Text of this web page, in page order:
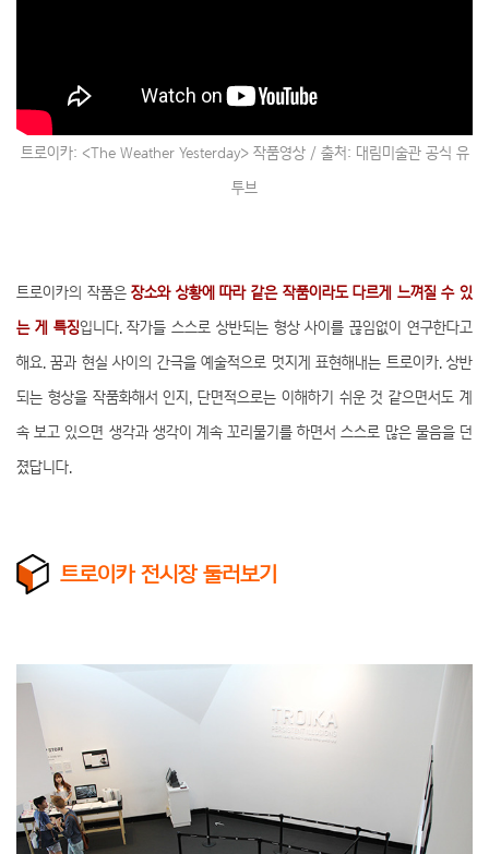
트로이카: <The Weather Yesterday> 작품영상 / 출처: 대림미술관 공식 유
투브
트로이카의 작품은장소와 상황에 따라 같은 작품이라도 다르게 느껴질 수 있
는 게 특징입니다. 작가들 스스로 상반되는 형상 사이를 끊임없이 연구한다고
해요. 꿈과 현실 사이의 간극을 예술적으로 멋지게 표현해내는 트로이카. 상반
되는 형상을 작품화해서 인지, 단면적으로는 이해하기 쉬운 것 같으면서도 계
속 보고 있으면 생각과 생각이 계속 꼬리물기를 하면서 스스로 많은 물음을 던
졌답니다.
트로이카 전시장 둘러보기